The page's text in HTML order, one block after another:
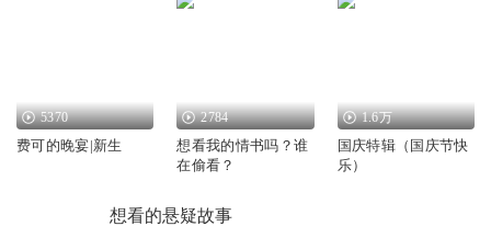
5370
费可的晚宴|新生
2784
想看我的情书吗？谁
在偷看？
1.6万
国庆特辑（国庆节快
乐）
想看的悬疑故事